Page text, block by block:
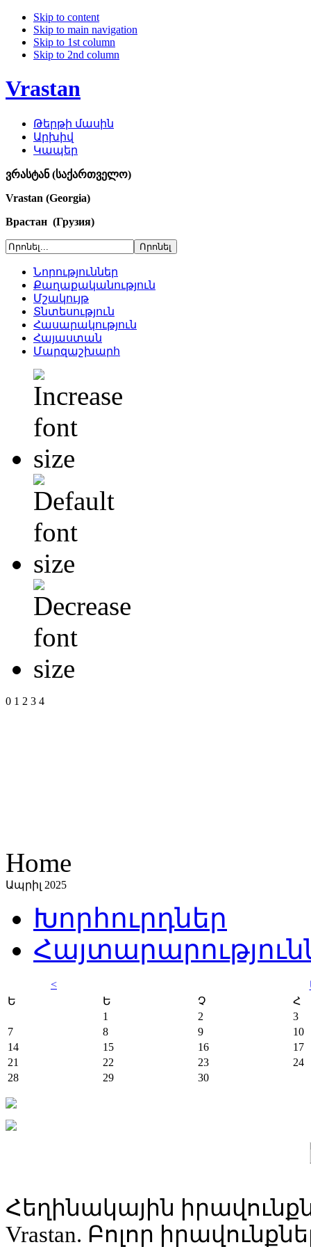
Skip to content
Skip to main navigation
Skip to 1st column
Skip to 2nd column
Vrastan
Թերթի մասին
Արխիվ
Կապեր
ვრასტან (საქართველო)
Vrastan (Georgia)
Врастан (Грузия)
Նորություններ
Քաղաքականություն
Մշակույթ
Տնտեսություն
Հասարակություն
Հայաստան
Մարզաշխարհ
0 1 2 3 4
Home
Ապրիլ 2025
Խորհուրդներ
<
Ե
Ե Չ
Հ
1
2
3
7
8 9
10
14
15 16
17
21
22 23
24
28
29 30
Հեղինակային
Vrastan. Բոլոր